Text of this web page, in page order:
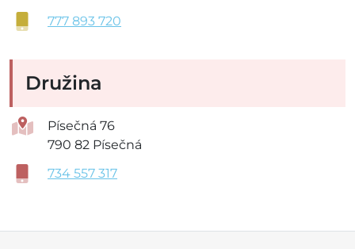
777 893 720
Družina
Písečná 76
790 82 Písečná
734 557 317